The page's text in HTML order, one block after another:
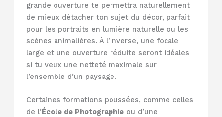
grande ouverture te permettra naturellement
de mieux détacher ton sujet du décor, parfait
pour les portraits en lumière naturelle ou les
scènes animalières. À l’inverse, une focale
large et une ouverture réduite seront idéales
si tu veux une netteté maximale sur
l’ensemble d’un paysage.
Certaines formations poussées, comme celles
de l’École de Photographie ou d’une